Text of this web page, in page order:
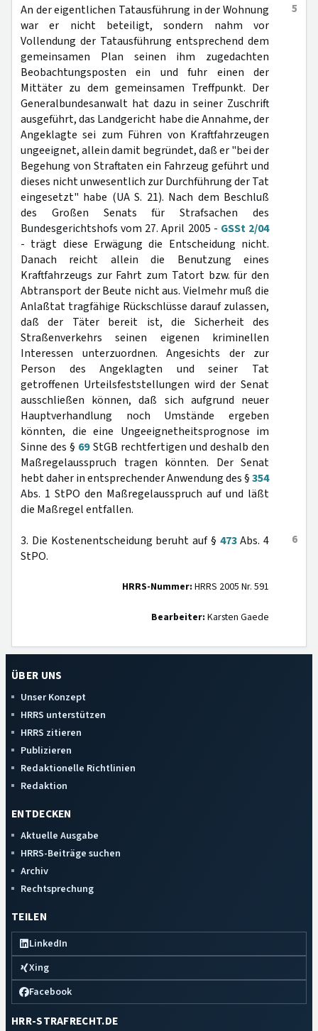
5
An der eigentlichen Tatausführung in der Wohnung
war er nicht beteiligt, sondern nahm vor
Vollendung der Tatausführung entsprechend dem
gemeinsamen Plan seinen ihm zugedachten
Beobachtungsposten ein und fuhr einen der
Mittäter zu dem gemeinsamen Treffpunkt. Der
Generalbundesanwalt hat dazu in seiner Zuschrift
ausgeführt, das Landgericht habe die Annahme, der
Angeklagte sei zum Führen von Kraftfahrzeugen
ungeeignet, allein damit begründet, daß er "bei der
Begehung von Straftaten ein Fahrzeug geführt und
dieses nicht unwesentlich zur Durchführung der Tat
eingesetzt" habe (UA S. 21). Nach dem Beschluß
des Großen Senats für Strafsachen des
Bundesgerichtshofs vom 27. April 2005 - GSSt 2/04
- trägt diese Erwägung die Entscheidung nicht.
Danach reicht allein die Benutzung eines
Kraftfahrzeugs zur Fahrt zum Tatort bzw. für den
Abtransport der Beute nicht aus. Vielmehr muß die
Anlaßtat tragfähige Rückschlüsse darauf zulassen,
daß der Täter bereit ist, die Sicherheit des
Straßenverkehrs seinen eigenen kriminellen
Interessen unterzuordnen. Angesichts der zur
Person des Angeklagten und seiner Tat
getroffenen Urteilsfeststellungen wird der Senat
ausschließen können, daß sich aufgrund neuer
Hauptverhandlung noch Umstände ergeben
könnten, die eine Ungeeignetheitsprognose im
Sinne des § 69StGB rechtfertigen und deshalb den
Maßregelausspruch tragen könnten. Der Senat
hebt daher in entsprechender Anwendung des §354
Abs. 1 StPO den Maßregelausspruch auf und läßt
die Maßregel entfallen.
6
3. Die Kostenentscheidung beruht auf § 473Abs. 4
StPO.
HRRS-Nummer: HRRS 2005 Nr. 591
Bearbeiter: Karsten Gaede
ÜBER UNS
Unser Konzept
HRRS unterstützen
HRRS zitieren
Publizieren
Redaktionelle Richtlinien
Redaktion
ENTDECKEN
Aktuelle Ausgabe
HRRS-Beiträge suchen
Archiv
Rechtsprechung
TEILEN
LinkedIn
Xing
Facebook
HRR-STRAFRECHT.DE